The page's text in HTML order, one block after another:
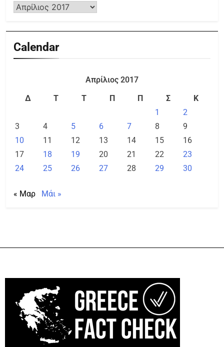
Calendar
Απρίλιος 2017
Δ
Τ Τ Π Π Σ
Κ
1
2
3
4 5 6 7 8
9
10
11 12 13 14 15
16
17
18 19 20 21 22
23
24
25 26 27 28 29 30
« Μαρ Μάι »